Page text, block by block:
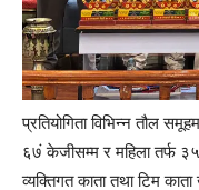
प्रतियोगिता विभिन्न तौल
६७ं केजीसम्म र महिला तर्फ
व्यक्तिगत काता तथा टिम